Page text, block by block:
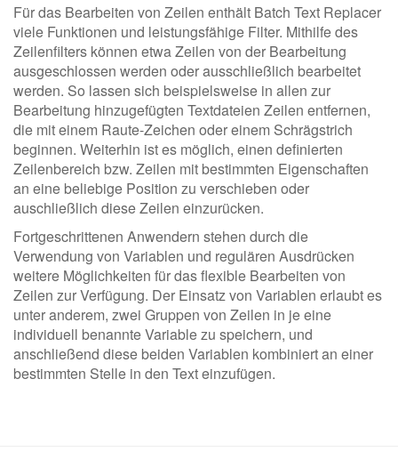
Für das Bearbeiten von Zeilen enthält Batch Text Replacer
viele Funktionen und leistungsfähige Filter. Mithilfe des
Zeilenfilters können etwa Zeilen von der Bearbeitung
ausgeschlossen werden oder ausschließlich bearbeitet
werden. So lassen sich beispielsweise in allen zur
Bearbeitung hinzugefügten Textdateien Zeilen entfernen,
die mit einem Raute-Zeichen oder einem Schrägstrich
beginnen. Weiterhin ist es möglich, einen definierten
Zeilenbereich bzw. Zeilen mit bestimmten Eigenschaften
an eine beliebige Position zu verschieben oder
auschließlich diese Zeilen einzurücken.
Fortgeschrittenen Anwendern stehen durch die
Verwendung von Variablen und regulären Ausdrücken
weitere Möglichkeiten für das flexible Bearbeiten von
Zeilen zur Verfügung. Der Einsatz von Variablen erlaubt es
unter anderem, zwei Gruppen von Zeilen in je eine
individuell benannte Variable zu speichern, und
anschließend diese beiden Variablen kombiniert an einer
bestimmten Stelle in den Text einzufügen.